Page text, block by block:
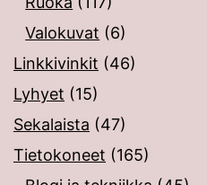
Valokuvat (6)
Linkkivinkit (46)
Lyhyet (15)
Sekalaista (47)
Tietokoneet (165)